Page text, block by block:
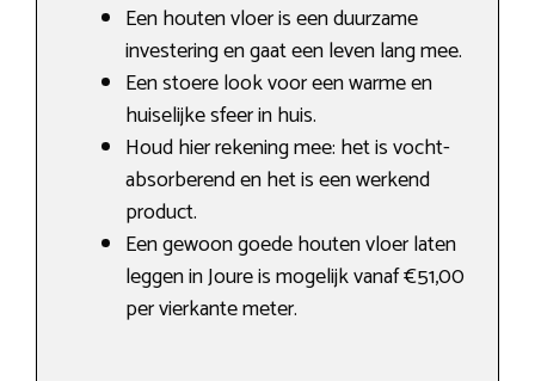
Een houten vloer is een duurzame
investering en gaat een leven lang mee.
Een stoere look voor een warme en
huiselijke sfeer in huis.
Houd hier rekening mee: het is vocht-
absorberend en het is een werkend
product.
Een gewoon goede houten vloer laten
leggen in Joure is mogelijk vanaf €51,00
per vierkante meter.